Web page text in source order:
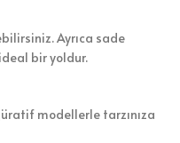
Ayrıca sade
bir yoldur.
modellerle tarzınıza